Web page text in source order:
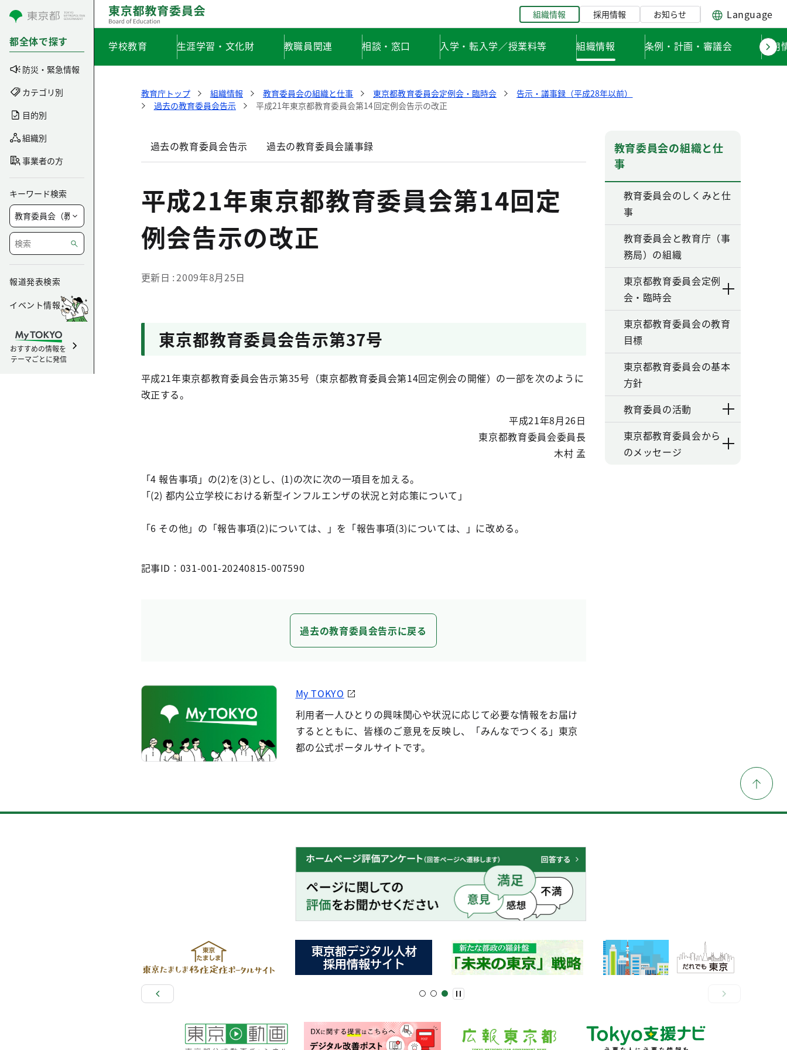
コンテンツにスキップ
都全体で探す
防災・緊急情報
カテゴリ別
目的別
組織別
事業者の方
キーワード検索
報道発表検索
イベント情報
おすすめの情報を
テーマごとに発信
組織情報 採用情報 お知らせ Language
学校教育 生涯学習・文化財 教職員関連 相談・窓口 入学・転入学／授業料等 組織情報 条例・計画・審議会 採用
教育庁トップ 組織情報 教育委員会の組織と仕事 東京都教育委員会定例会・臨時会
告示・議事録（平成28年以前）
過去の教育委員会告示
平成21年東京都教育委員会第14回定例会告示の改正
過去の教育委員会告示 過去の教育委員会議事録
平成21年東京都教育委員会第14回定
例会告示の改正
更新日 2009年8月25日
東京都教育委員会告示第37号
平成21年東京都教育委員会告示第35号（東京都教育委員会第14回定例会の開催）の一部を次のように
改正する。
平成21年8月26日
東京都教育委員会委員長
木村 孟
「4 報告事項」の(2)を(3)とし、(1)の次に次の一項目を加える。
「(2) 都内公立学校における新型インフルエンザの状況と対応策について」
「6 その他」の「報告事項(2)については、」を「報告事項(3)については、」に改める。
記事ID：031-001-20240815-007590
過去の教育委員会告示に戻る
My TOKYO
利用者一人ひとりの興味関心や状況に応じて必要な情報をお届け
するとともに、皆様のご意見を反映し、「みんなでつくる」東京
都の公式ポータルサイトです。
教育委員会の組織と仕
事
教育委員会のしくみと仕
事
教育委員会と教育庁（事
務局）の組織
東京都教育委員会定例
会・臨時会
東京都教育委員会の教育
目標
東京都教育委員会の基本
方針
教育委員の活動
東京都教育委員会から
のメッセージ